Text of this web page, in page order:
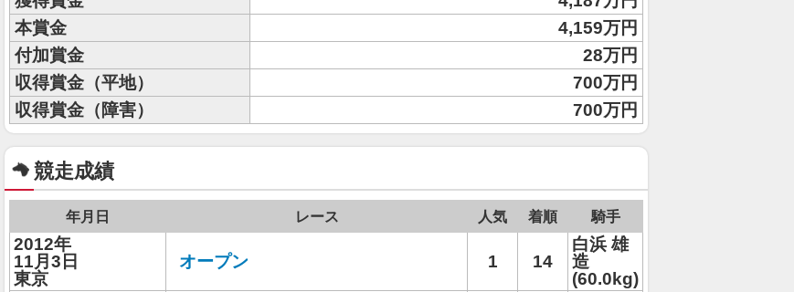
本賞金
4,159万円
付加賞金
28万円
収得賞金（平地）
700万円
収得賞金（障害）
700万円
競走成績
年月日 レース 人気 着順 騎手
2012年
11月3日
東京
オープン 1 14
白浜 雄
造
(60.0kg)